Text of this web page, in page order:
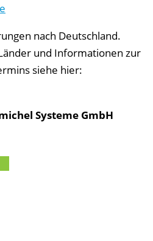
nach Deutschland.
und Informationen zur
siehe hier:
Systeme GmbH